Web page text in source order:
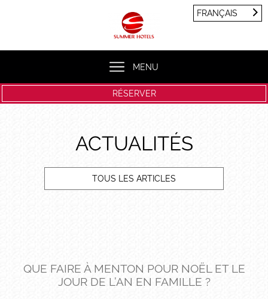
MENU
FRANÇAIS
RÉSERVER
ACTUALITÉS
TOUS LES ARTICLES
QUE FAIRE À MENTON POUR NOËL ET LE
JOUR DE L’AN EN FAMILLE ?